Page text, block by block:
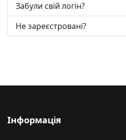
Забули свій логін?
Не зареєстровані?
Інформація